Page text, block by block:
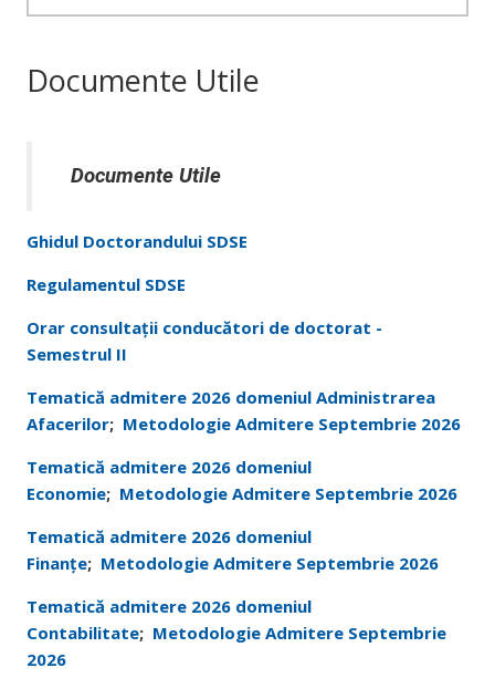
Documente Utile
Documente Utile
Ghidul Doctorandului SDSE
Regulamentul SDSE
Orar consultații conducători de doctorat -
Semestrul II
Tematică admitere 2026 domeniul Administrarea
Afacerilor; Metodologie Admitere Septembrie 2026
Tematică admitere 2026 domeniul
Economie; Metodologie Admitere Septembrie 2026
Tematică admitere 2026 domeniul
Finanțe; Metodologie Admitere Septembrie 2026
Tematică admitere 2026 domeniul
Contabilitate; Metodologie Admitere Septembrie
2026